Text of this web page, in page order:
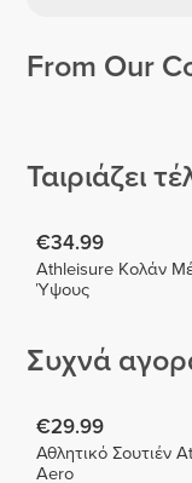
From Our
Ταιριάζει
€34.99
Athleisure Κολάν
Ύψους
Συχνά
€29.99
Αθλητικό Σουτιέν
Aero